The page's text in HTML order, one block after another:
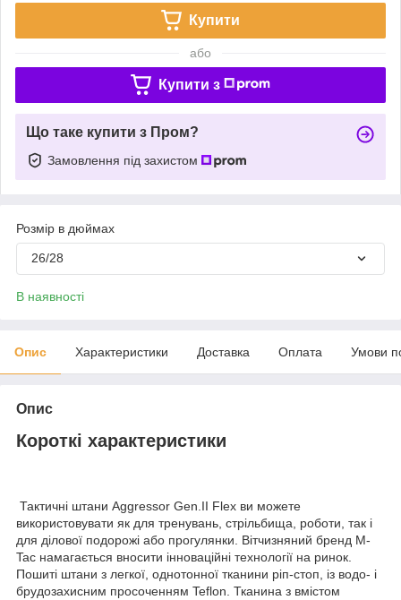
Купити
або
Купити з
Що таке купити з Пром?
Замовлення під захистом
Розмір в дюймах
26/28
В наявності
Опис Характеристики Доставка Оплата Умови
Опис
Короткі характеристики
Тактичні штани Aggressor Gen.II Flex ви можете
використовувати як для тренувань, стрільбища, роботи, так і
для ділової подорожі або прогулянки. Вітчизняний бренд M-
Tac намагається вносити інноваційні технології на ринок.
Пошиті штани з легкої, однотонної тканини ріп-стоп, із водо- і
брудозахисним просоченням Teflon. Тканина з вмістом